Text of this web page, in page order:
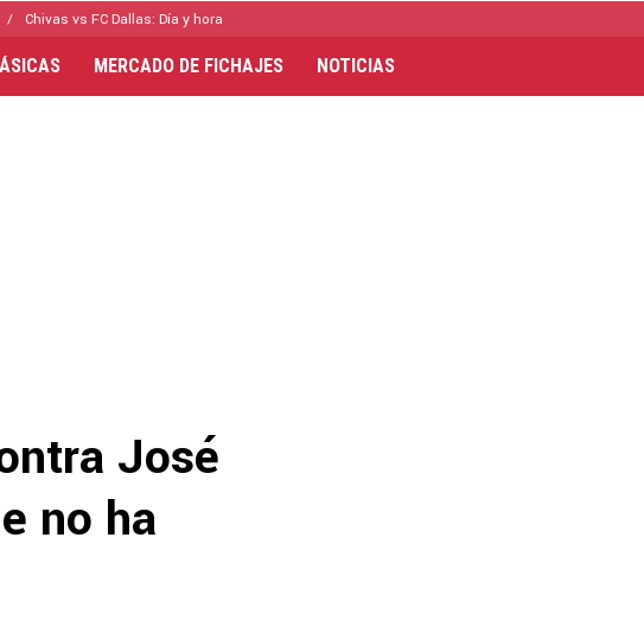
Chivas vs FC Dallas: Día y hora
MERCADO DE FICHAJES NOTICIAS
José
no ha